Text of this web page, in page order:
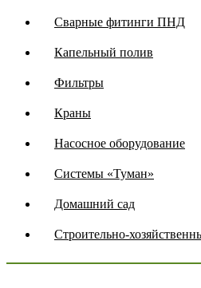
Сварные фитинги ПНД
Капельный полив
Фильтры
Краны
Насосное оборудование
Системы «Туман»
Домашний сад
Строительно-